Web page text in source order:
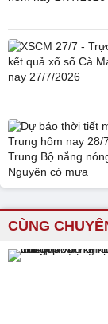
CÙNG